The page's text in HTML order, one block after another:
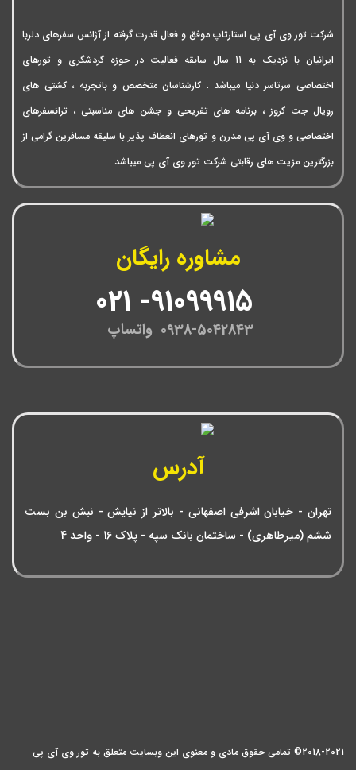
شرکت تور وی آی پی استارتاپ موفق و فعال قدرت گرفته از آژانس سفرهای دلربا
ایرانیان با نزدیک به 11 سال سابقه فعالیت در حوزه گردشگری و تورهای
اختصاصی سرتاسر دنیا میباشد . کارشناسان متخصص و باتجربه ، کشتی های
رویال جت کروز ، برنامه های تفریحی و جشن های مناسبتی ، ترانسفرهای
اختصاصی و وی آی پی مدرن و تورهای انعطاف پذیر با سلیقه مسافرین گرامی از
بزرگترین مزیت های رقابتی شرکت تور وی آی پی میباشد
مشاوره رایگان
0938-5042843 واتساپ
آدرس
تهران - خیابان اشرفی اصفهانی - بالاتر از نیایش - نبش بن بست
ششم (میرطاهری) - ساختمان بانک سپه - پلاک 16 - واحد 4
2018-2021© تمامی حقوق مادی و معنوی این وبسایت متعلق به تور وی آی پی